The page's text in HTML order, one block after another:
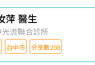
萍 醫生
流聯合診所
台中市 分享數208